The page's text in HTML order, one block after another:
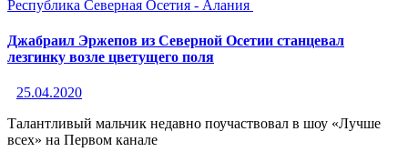
Республика Северная Осетия - Алания
Джабраил Эржепов из Северной Осетии станцевал
лезгинку возле цветущего поля
25.04.2020
Талантливый мальчик недавно поучаствовал в шоу «Лучше
всех» на Первом канале